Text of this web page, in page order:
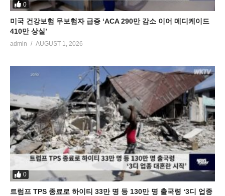
0
미국 건강보험 무보험자 급증 ‘ACA 290만 감소 이어 메디케이드
410만 상실’
admin AUGUST 1, 2026
0
트럼프 TPS 종료로 하이티 33만 명 등 130만 명 출국령 ‘3디 업종